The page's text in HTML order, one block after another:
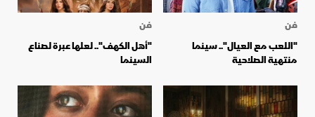
فن
"اللعب مع العيال".. سينما
منتهية الصلاحية
فن
"أهل الكهف".. لعلها عبرة لصناع
السينما